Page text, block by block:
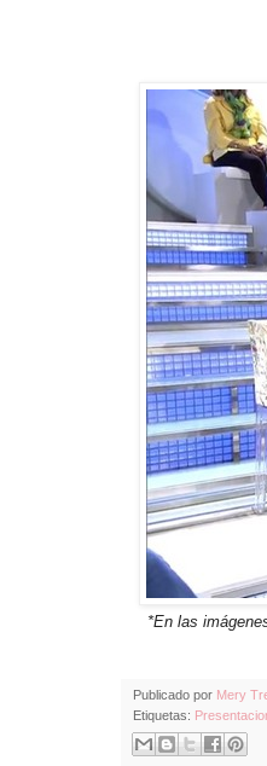
*En las
Publicado por Mery
Etiquetas: